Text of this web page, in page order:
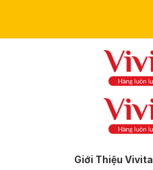
Giới Thiệu Vivita